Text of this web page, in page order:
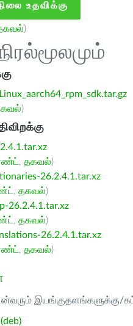
உதவிக்கு
)
)
, தகவல்)
26.2.4.1.tar.xz
, தகவல்)
26.2.4.1.tar.xz
, தகவல்)
26.2.4.1.tar.xz
, தகவல்)
இயங்குதளங்களுக்கு/